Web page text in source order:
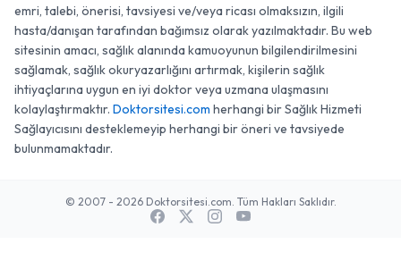
emri, talebi, önerisi, tavsiyesi ve/veya ricası olmaksızın, ilgili
hasta/danışan tarafından bağımsız olarak yazılmaktadır. Bu web
sitesinin amacı, sağlık alanında kamuoyunun bilgilendirilmesini
sağlamak, sağlık okuryazarlığını artırmak, kişilerin sağlık
ihtiyaçlarına uygun en iyi doktor veya uzmana ulaşmasını
kolaylaştırmaktır. Doktorsitesi.com herhangi bir Sağlık Hizmeti
Sağlayıcısını desteklemeyip herhangi bir öneri ve tavsiyede
bulunmamaktadır.
© 2007 - 2026 Doktorsitesi.com. Tüm Hakları Saklıdır.